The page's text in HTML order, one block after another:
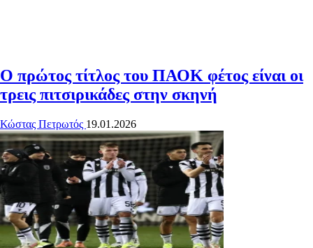
Ο πρώτος τίτλος του ΠΑΟΚ φέτος είναι οι
τρεις πιτσιρικάδες στην σκηνή
Κώστας Πετρωτός 19.01.2026